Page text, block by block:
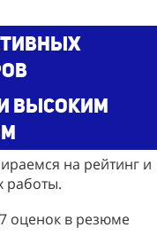
высоким
на рейтинг и
работы.
оценок в резюме